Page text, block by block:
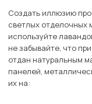
Создать иллюзию
светлых отделочных
используйте
не забывайте, что
отдан натуральным
панелей,
их на: